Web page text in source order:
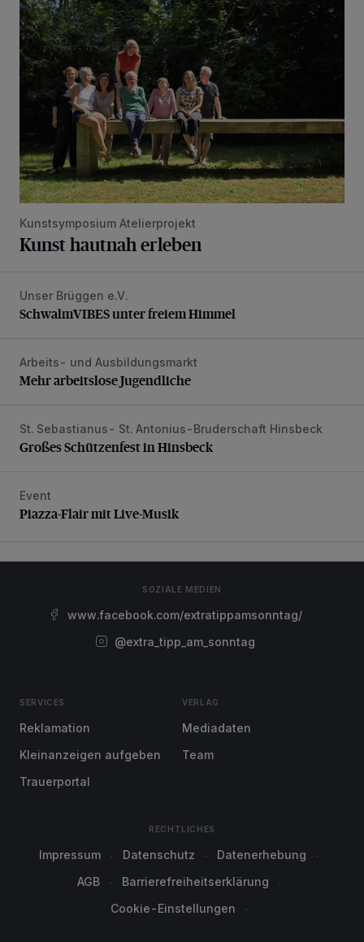
Kunst hautnah erleben
Kunstsymposium Atelierprojekt
Kunst hautnah erleben
SchwalmVIBES unter freiem Himmel
Unser Brüggen e.V.
SchwalmVIBES unter freiem Himmel
Mehr arbeitslose Jugendliche
Arbeits- und Ausbildungsmarkt
Mehr arbeitslose Jugendliche
Großes Schützenfest in Hinsbeck
St. Sebastianus- St. Antonius-Bruderschaft Hinsbeck
Großes Schützenfest in Hinsbeck
Piazza-Flair mit Live-Musik
Event
Piazza-Flair mit Live-Musik
SOZIALE MEDIEN
www.facebook.com/extratippamsonntag/
@extra_tipp_am_sonntag
SERVICES
Reklamation
Kleinanzeigen aufgeben
Trauerportal
VERLAG
Mediadaten
Team
RECHTLICHES
Impressum Datenschutz
Datenerhebung
AGB
Barrierefreiheitserklärung
Cookie-Einstellungen